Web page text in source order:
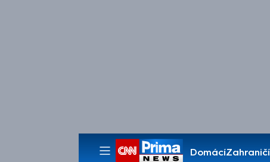
DomácíZahraničí